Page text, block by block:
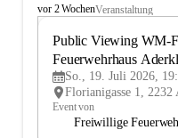
A
vor 2 WochenVeranstaltung
Public Viewing WM-
Feuerwehrhaus
So., 19. Juli 2026,
Event von
Freiwillige